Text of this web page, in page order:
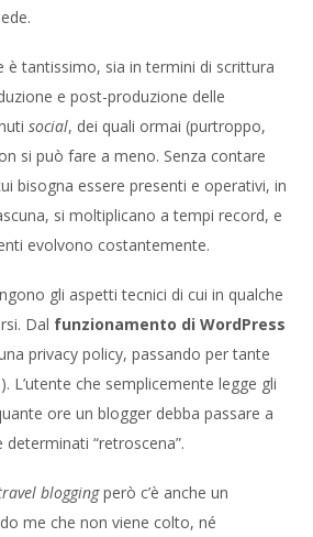
è tantissimo, sia in termini di scrittura
e post-produzione delle
social, dei quali ormai (purtroppo,
si può fare a meno. Senza contare
bisogna essere presenti e operativi, in
si moltiplicano a tempi record, e
evolvono costantemente.
gli aspetti tecnici di cui in qualche
Dal funzionamento di WordPress
privacy policy, passando per tante
L’utente che semplicemente legge gli
ore un blogger debba passare a
“retroscena”.
bloggingperò c’è anche un
me che non viene colto, né